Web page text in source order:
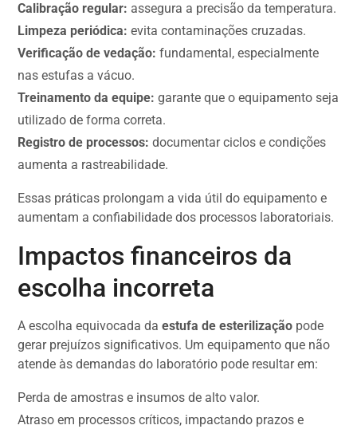
Calibração regular: assegura a precisão da temperatura.
Limpeza periódica: evita contaminações cruzadas.
Verificação de vedação: fundamental, especialmente
nas estufas a vácuo.
Treinamento da equipe: garante que o equipamento seja
utilizado de forma correta.
Registro de processos: documentar ciclos e condições
aumenta a rastreabilidade.
Essas práticas prolongam a vida útil do equipamento e
aumentam a confiabilidade dos processos laboratoriais.
Impactos financeiros da
escolha incorreta
A escolha equivocada da estufa de esterilização pode
gerar prejuízos significativos. Um equipamento que não
atende às demandas do laboratório pode resultar em:
Perda de amostras e insumos de alto valor.
Atraso em processos críticos, impactando prazos e